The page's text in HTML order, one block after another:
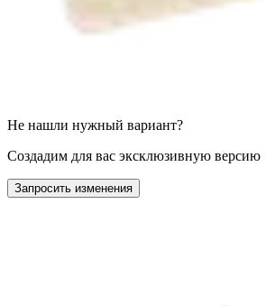
Не нашли нужный вариант?
Создадим для вас эксклюзивную версию
Запросить изменения